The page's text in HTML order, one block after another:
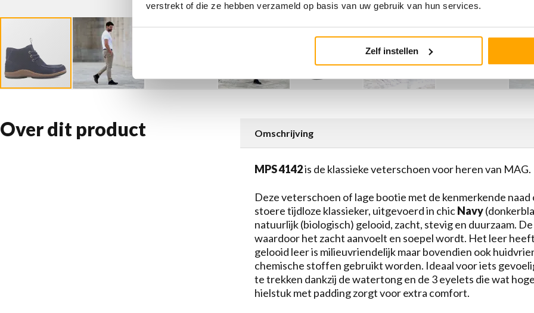
verstrekt of die ze hebben verzameld op basis van uw gebruik van hun services.
Zelf instellen
Over dit product Omschrijving
MPS 4142is de klassieke veterschoen voor heren van MAG.
Deze veterschoen of lage bootie met de kenmerkende
stoere tijdloze klassieker, uitgevoerd in chicNavy
natuurlijk (biologisch) gelooid, zacht, stevig en duurzaam.
waardoor het zacht aanvoelt en soepel wordt. Het leer
gelooid leer is milieuvriendelijk maar bovendien ook
chemische stoffen gebruikt worden. Ideaal voor iets
te trekken dankzij de watertong en de 3 eyelets die wat
hielstuk met padding zorgt voor extra comfort.